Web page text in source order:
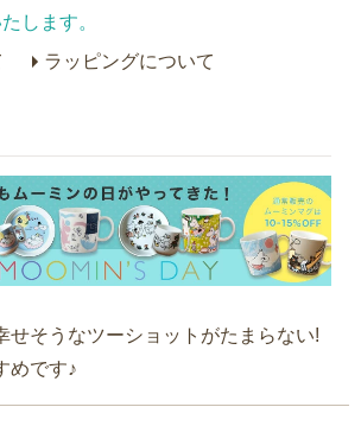
します。
ラッピングについて
せそうなツーショットがたまらない!
めです♪